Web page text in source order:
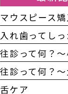
マウスピース
舌ケア